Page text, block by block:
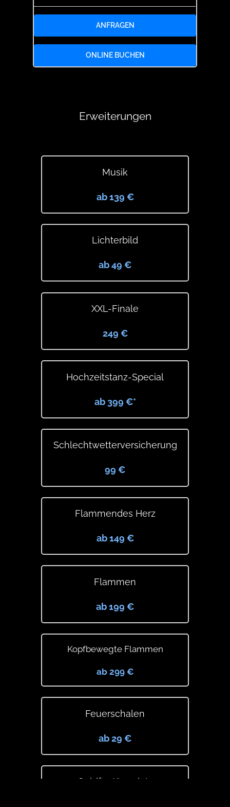
ANFRAGEN
ONLINE BUCHEN
Erweiterungen
Musik
ab 139 €
Flammen
ab 199 €
Lichterbild
ab 49 €
Kopfbewegte Flammen
ab 299 €
Feuerschalen
ab 29 €
Flammendes Herz
ab 149 €
Hochzeitstanz-Special
ab 399 €*
Goldfontänenjets
XXL-Finale
249 €
Schlechtwetterversicherung
99 €